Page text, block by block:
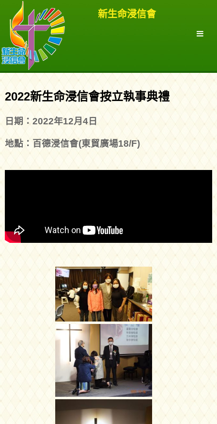
新生命浸信會
2022新生命浸信會按立執事典禮
日期：2022年12月4日
地點：百德浸信會(東貿廣場18/F)